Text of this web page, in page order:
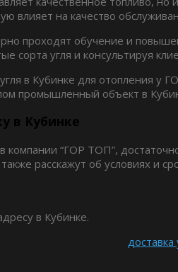
влияет на качество
проходят обучение и
сорта угля и консультируя
в Кубинке для отопления
промышленный объект в
в Кубинке
компании “ГОР ТОП”,
расскажут об условиях и
в Кубинке.
доставка